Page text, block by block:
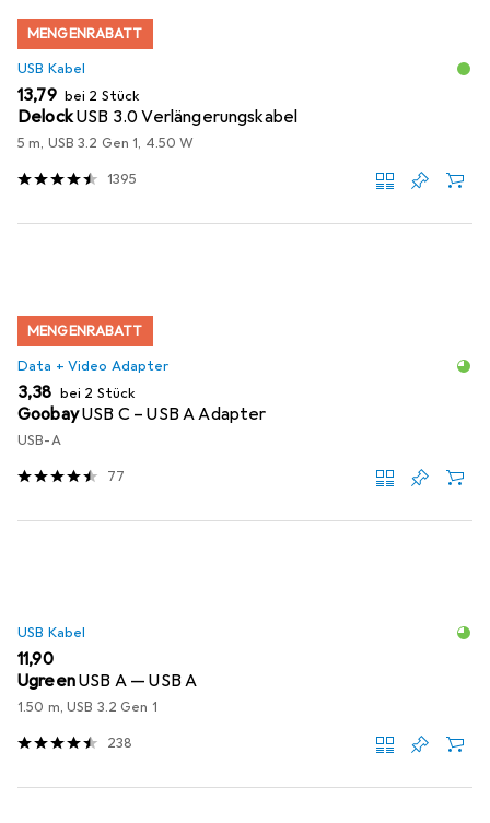
MENGENRABATT
USB Kabel
EUR
13,79 bei 2 Stück
DelockUSB 3.0 Verlängerungskabel
5 m, USB 3.2 Gen 1, 4.50 W
1395
MENGENRABATT
Data + Video Adapter
EUR
3,38 bei 2 Stück
GoobayUSB C – USB A Adapter
USB-A
77
USB Kabel
EUR
11,90
UgreenUSB A — USB A
1.50 m, USB 3.2 Gen 1
238